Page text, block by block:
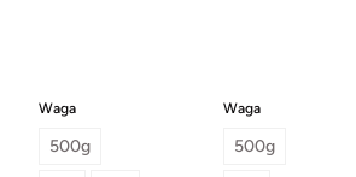
Waga
500g
Waga
500g